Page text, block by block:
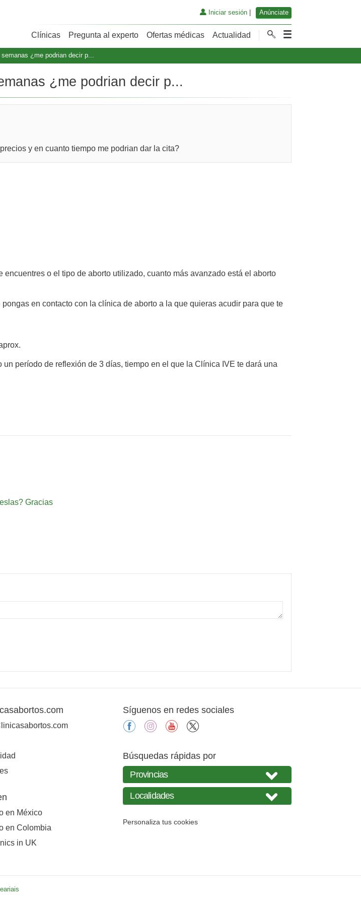
Iniciar sesión| Anúnciate
Clínicas Pregunta al experto Ofertas médicas Actualidad
¿me podrian decir p...
¿me podrian decir p...
y en cuanto tiempo me podrian dar la cita?
o el tipo de aborto utilizado, cuanto más avanzado está el aborto
en contacto con la clínica de aborto a la que quieras acudir para que te
período de reflexión de 3 días, tiempo en el que la Clínica IVE te dará una
Gracias
en México
en Colombia
in UK
Síguenos en redes sociales
facebookinstagramyoutube
Búsquedas rápidas por
Personaliza tus cookies